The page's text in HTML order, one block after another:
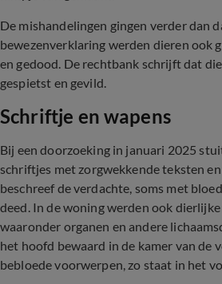
De mishandelingen gingen verder dan
bewezenverklaring werden dieren ook
en gedood. De rechtbank schrijft dat
gespietst en gevild.
Schriftje en wapens
Bij een doorzoeking in januari 2025
schriftjes met zorgwekkende teksten
beschreef de verdachte, soms met
deed. In de woning werden ook
waaronder organen en andere
het hoofd bewaard in de kamer van de
bebloede voorwerpen, zo staat in het